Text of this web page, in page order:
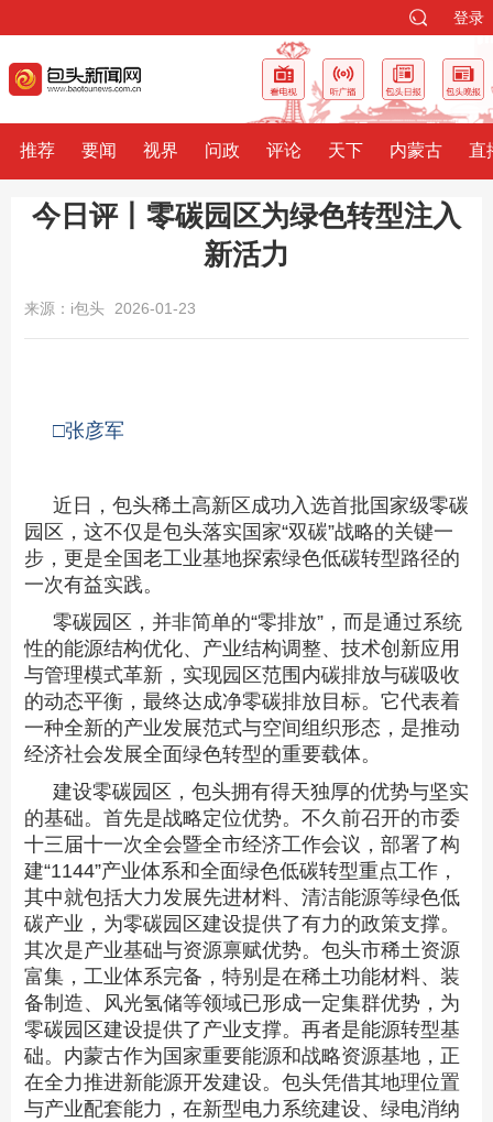
登录
推荐 要闻 视界 问政 评论 天下 内蒙古 直
今日评丨零碳园区为绿色转型注入
新活力
来源：i包头 2026-01-23
□张彦军
近日，包头稀土高新区成功入选首批国家级零碳
园区，这不仅是包头落实国家“双碳”战略的关键一
步，更是全国老工业基地探索绿色低碳转型路径的
一次有益实践。
零碳园区，并非简单的“零排放”，而是通过系统
性的能源结构优化、产业结构调整、技术创新应用
与管理模式革新，实现园区范围内碳排放与碳吸收
的动态平衡，最终达成净零碳排放目标。它代表着
一种全新的产业发展范式与空间组织形态，是推动
经济社会发展全面绿色转型的重要载体。
建设零碳园区，包头拥有得天独厚的优势与坚实
的基础。首先是战略定位优势。不久前召开的市委
十三届十一次全会暨全市经济工作会议，部署了构
建“1144”产业体系和全面绿色低碳转型重点工作，
其中就包括大力发展先进材料、清洁能源等绿色低
碳产业，为零碳园区建设提供了有力的政策支撑。
其次是产业基础与资源禀赋优势。包头市稀土资源
富集，工业体系完备，特别是在稀土功能材料、装
备制造、风光氢储等领域已形成一定集群优势，为
零碳园区建设提供了产业支撑。再者是能源转型基
础。内蒙古作为国家重要能源和战略资源基地，正
在全力推进新能源开发建设。包头凭借其地理位置
与产业配套能力，在新型电力系统建设、绿电消纳